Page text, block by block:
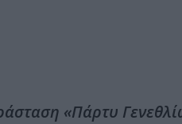
«Πάρτυ